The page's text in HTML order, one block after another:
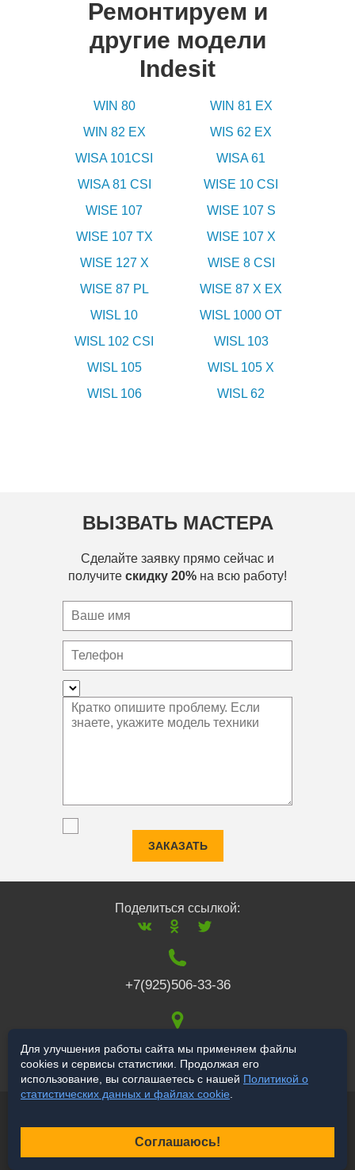
Ремонтируем и
другие модели
Indesit
WIN 80
WIN 81 EX
WIN 82 EX
WIS 62 EX
WISA 101CSI
WISA 61
WISA 81 CSI
WISE 10 CSI
WISE 107
WISE 107 S
WISE 107 TX
WISE 107 X
WISE 127 X
WISE 8 CSI
WISE 87 PL
WISE 87 X EX
WISL 10
WISL 1000 OT
WISL 102 CSI
WISL 103
WISL 105
WISL 105 X
WISL 106
WISL 62
ВЫЗВАТЬ МАСТЕРА
Сделайте заявку прямо сейчас и
получите скидку 20% на всю работу!
ЗАКАЗАТЬ
Поделиться ссылкой:
+7(925)506-33-36
117519,г. Москва,
Варшавское ш., 132
Продвижение сайта
Для улучшения работы сайта мы применяем файлы
cookies и сервисы статистики. Продолжая его
использование, вы соглашаетесь с нашей Политикой о
статистических данных и файлах cookie
Соглашаюсь!